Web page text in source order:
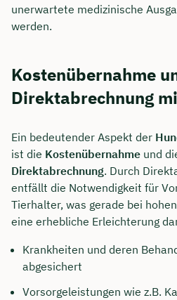
unerwartete medizinische
werden.
Kostenübernahme
Direktabrechnung
Ein bedeutender Aspekt der
ist die Kostenübernahme und
Direktabrechnung. Durch
entfällt die Notwendigkeit für
Tierhalter, was gerade bei
eine erhebliche Erleichterung
Krankheiten und deren
abgesichert
Vorsorgeleistungen wie z.B.